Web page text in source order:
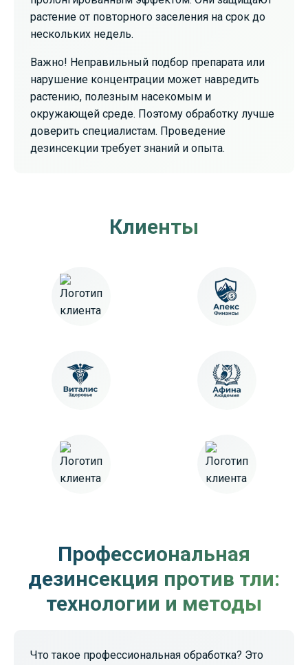
растение от повторного заселения на срок до
нескольких недель.
Важно! Неправильный подбор препарата или
нарушение концентрации может навредить
растению, полезным насекомым и
окружающей среде. Поэтому обработку лучше
доверить специалистам. Проведение
дезинсекции требует знаний и опыта.
Клиенты
Профессиональная
дезинсекция против тли:
технологии и методы
Что такое профессиональная обработка? Это